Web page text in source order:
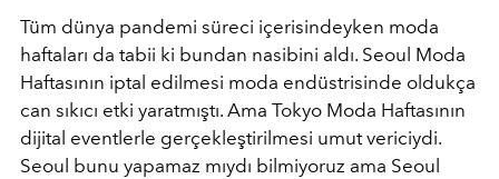
Tüm dünya pandemi süreci içerisindeyken moda
haftaları da tabii ki bundan nasibini aldı. Seoul Moda
Haftasının iptal edilmesi moda endüstrisinde oldukça
can sıkıcı etki yaratmıştı. Ama Tokyo Moda Haftasının
dijital eventlerle gerçekleştirilmesi umut vericiydi.
Seoul bunu yapamaz mıydı bilmiyoruz ama Seoul